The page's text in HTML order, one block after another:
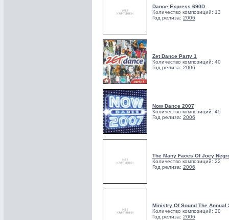
Dance Express 690D
Количество композиций: 13
Год релиза: 2006
Zet Dance Party 1
Количество композиций: 40
Год релиза: 2006
Now Dance 2007
Количество композиций: 45
Год релиза: 2006
The Many Faces Of Joey
Количество композиций: 22
Год релиза: 2006
Ministry Of Sound The Annual
Количество композиций: 20
Год релиза: 2006